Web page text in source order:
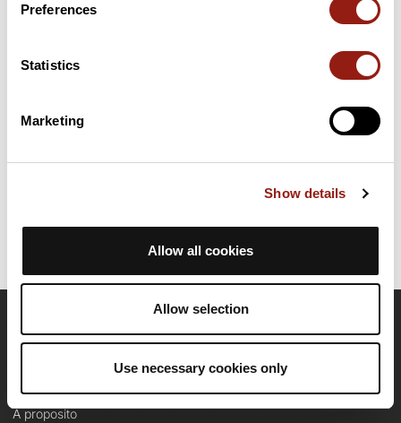
Preferences
Statistics
Marketing
Show details
Allow all cookies
Allow selection
Use necessary cookies only
Descubre este recorrido de bicicleta de 69,1 km cerca de Crest.
Fecha de creación del recorrido: 28 de enero de 2012 19:40:45.
OpenRunner
Empleo
A proposito